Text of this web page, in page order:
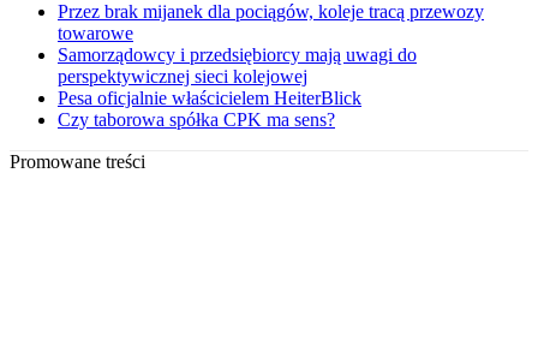
Przez brak mijanek dla pociągów, koleje tracą przewozy
towarowe
Samorządowcy i przedsiębiorcy mają uwagi do
perspektywicznej sieci kolejowej
Pesa oficjalnie właścicielem HeiterBlick
Czy taborowa spółka CPK ma sens?
Promowane treści